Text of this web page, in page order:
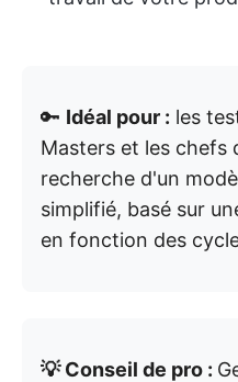
🔑 Idéal pour : les
Masters et les chefs
recherche d'un
simplifié, basé sur
en fonction des
💡 Conseil de pro :